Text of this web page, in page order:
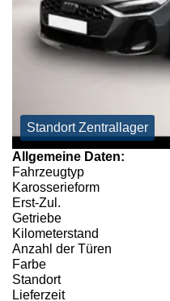
Standort Zentrallager
Allgemeine Daten:
Fahrzeugtyp
Karosserieform
Erst-Zul.
Getriebe
Kilometerstand
Anzahl der Türen
Farbe
Standort
Lieferzeit